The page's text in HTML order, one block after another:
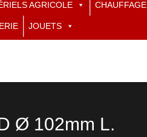
AGRICOLE CHAUFFAGE
JOUETS
Ø 102mm L.